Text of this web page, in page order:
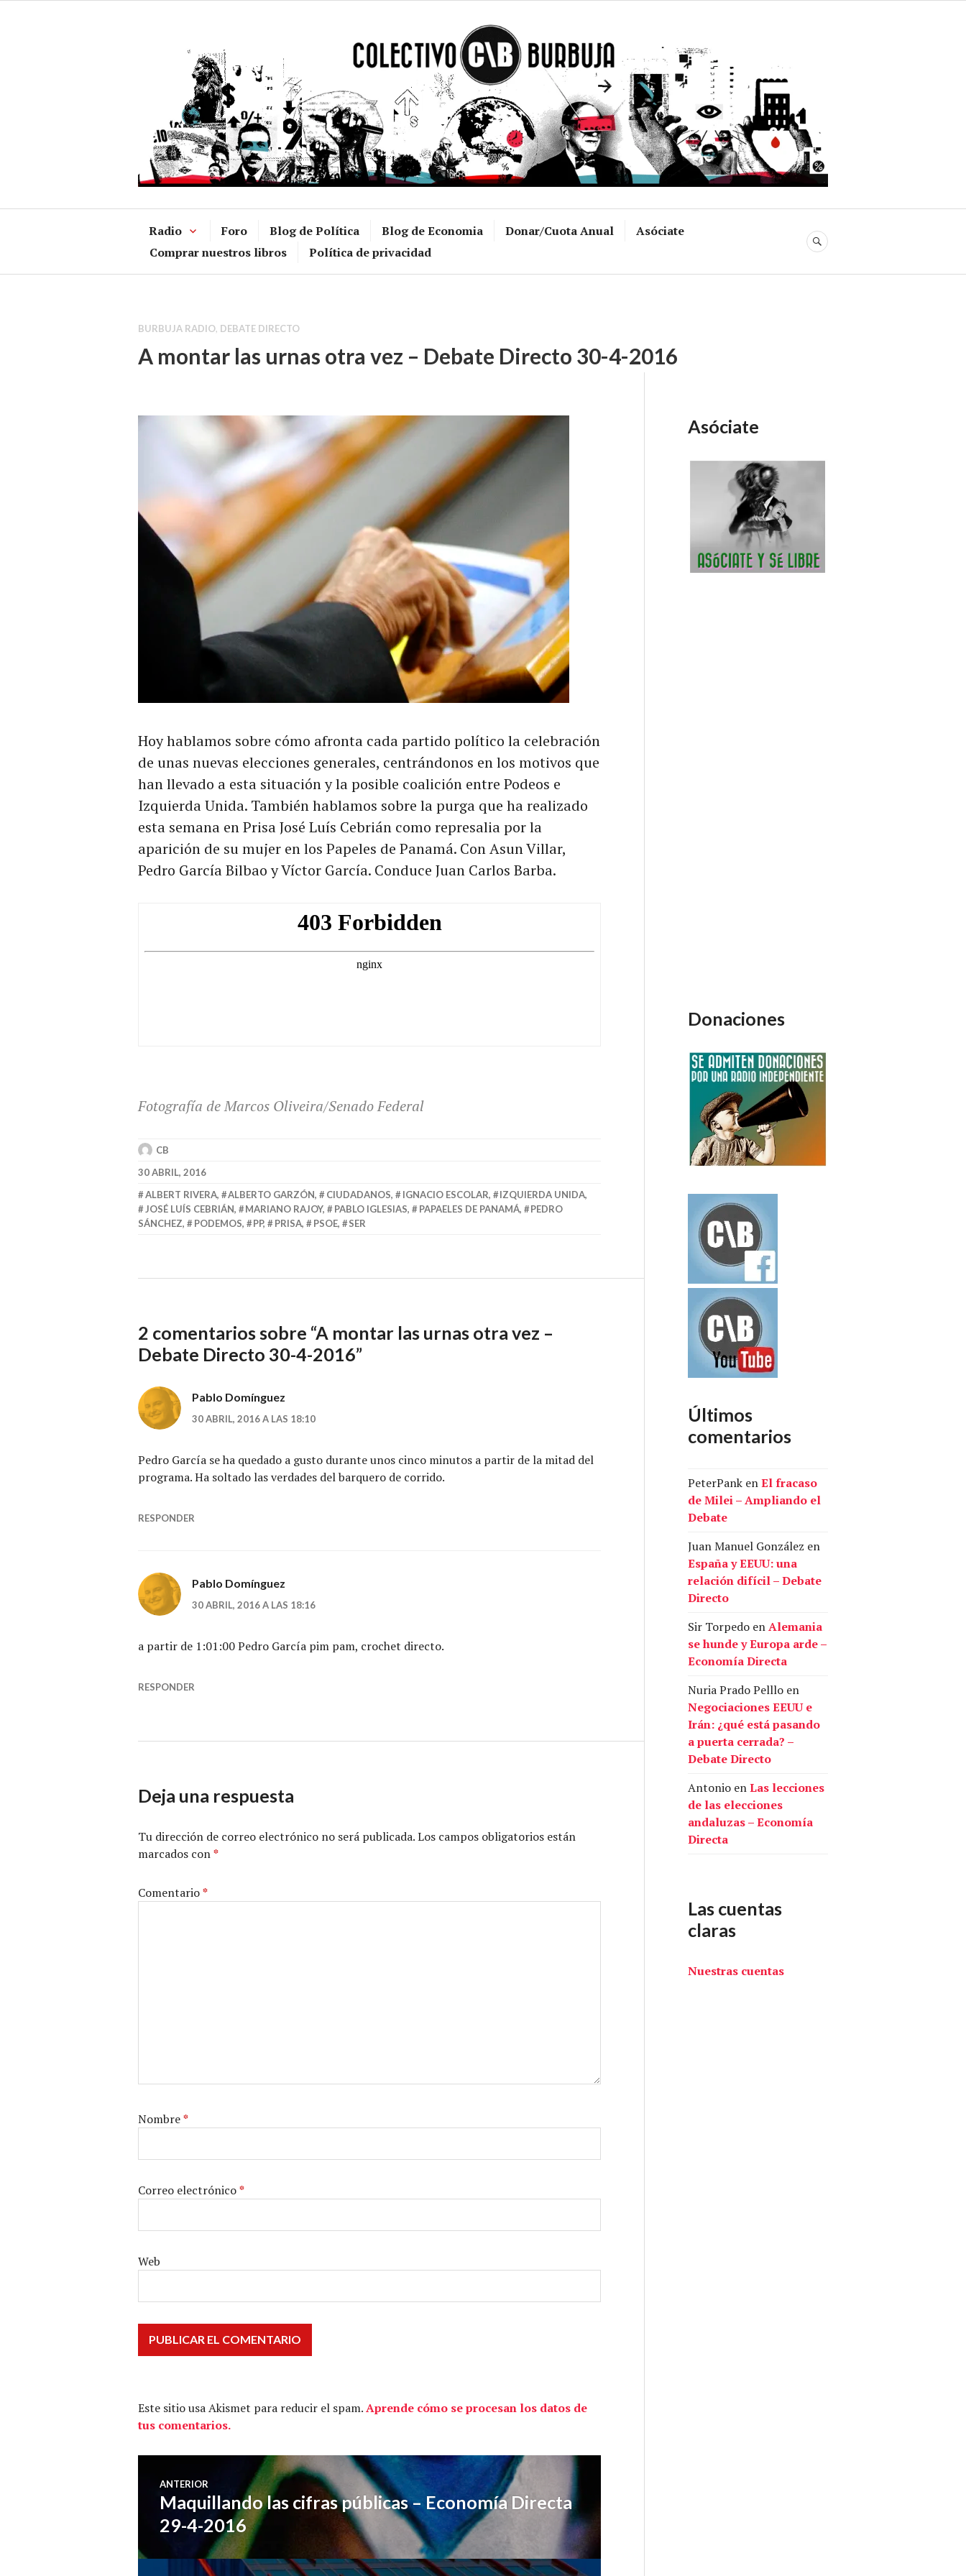
Radio Foro Blog de Política Blog de Economia Donar/Cuota Anual
Asóciate
Comprar nuestros libros
Política de privacidad
BUSCAR
BURBUJA RADIO, DEBATE DIRECTO
A montar las urnas otra vez – Debate Directo 30-4-2016
Hoy hablamos sobre cómo afronta cada partido político la celebración
de unas nuevas elecciones generales, centrándonos en los motivos que
han llevado a esta situación y la posible coalición entre Podeos e
Izquierda Unida. También hablamos sobre la purga que ha realizado
esta semana en Prisa José Luís Cebrián como represalia por la
aparición de su mujer en los Papeles de Panamá. Con Asun Villar,
Pedro García Bilbao y Víctor García. Conduce Juan Carlos Barba.
Fotografía de Marcos Oliveira/Senado Federal
CB
30 ABRIL, 2016
ALBERT RIVERA, ALBERTO GARZÓN, CIUDADANOS, IGNACIO ESCOLAR, IZQUIERDA UNIDA,
JOSÉ LUÍS CEBRIÁN, MARIANO RAJOY, PABLO IGLESIAS, PAPAELES DE PANAMÁ,
PEDRO
SÁNCHEZ, PODEMOS, PP, PRISA, PSOE, SER
2 comentarios sobre “A montar las urnas otra vez –
Debate Directo 30-4-2016”
Pablo Domínguez
30 ABRIL, 2016 A LAS 18:10
Pedro García se ha quedado a gusto durante unos cinco minutos a partir de la mitad del
programa. Ha soltado las verdades del barquero de corrido.
RESPONDER
Pablo Domínguez
30 ABRIL, 2016 A LAS 18:16
a partir de 1:01:00 Pedro García pim pam, crochet directo.
RESPONDER
Deja una respuesta
Tu dirección de correo electrónico no será publicada.Los campos obligatorios están
marcados con*
Comentario*
Nombre*
Correo electrónico*
Web
Este sitio usa Akismet para reducir el spam.Aprende cómo se procesan los datos de
tus comentarios.
Navegación
de
entradas
ANTERIOR
Entrada
anterior:
Maquillando las cifras públicas – Economía Directa
29-4-2016
Asóciate
Donaciones
Últimos
comentarios
PeterPank enEl fracaso
de Milei – Ampliando el
Debate
Juan Manuel González en
España y EEUU: una
relación difícil – Debate
Directo
Sir Torpedo enAlemania
se hunde y Europa arde –
Economía Directa
Nuria Prado Pelllo en
Negociaciones EEUU e
Irán: ¿qué está pasando
a puerta cerrada? –
Debate Directo
Antonio enLas lecciones
de las elecciones
andaluzas – Economía
Directa
Las cuentas
claras
Nuestras cuentas